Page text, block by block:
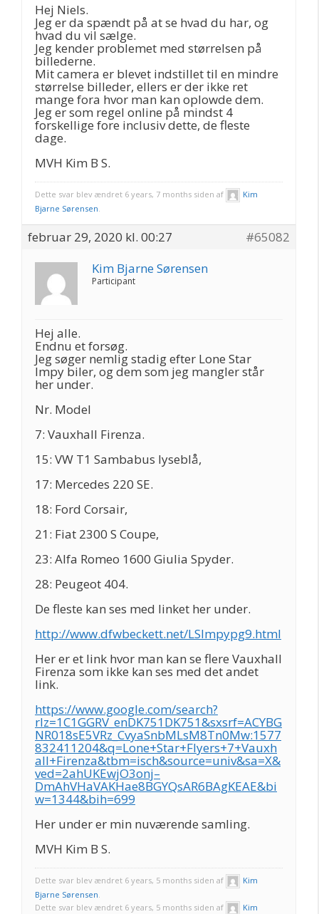
Hej Niels.
Jeg er da spændt på at se hvad du har, og
hvad du vil sælge.
Jeg kender problemet med størrelsen på
billederne.
Mit camera er blevet indstillet til en mindre
størrelse billeder, ellers er der ikke ret
mange fora hvor man kan oplowde dem.
Jeg er som regel online på mindst 4
forskellige fore inclusiv dette, de fleste
dage.
MVH Kim B S.
Dette svar blev ændret 6 years, 7 months siden af
Kim
Bjarne Sørensen.
februar 29, 2020 kl. 00:27
#65082
Kim Bjarne Sørensen
Participant
Hej alle.
Endnu et forsøg.
Jeg søger nemlig stadig efter Lone Star
Impy biler, og dem som jeg mangler står
her under.
Nr. Model
7: Vauxhall Firenza.
15: VW T1 Sambabus lyseblå,
17: Mercedes 220 SE.
18: Ford Corsair,
21: Fiat 2300 S Coupe,
23: Alfa Romeo 1600 Giulia Spyder.
28: Peugeot 404.
De fleste kan ses med linket her under.
http://www.dfwbeckett.net/LSImpypg9.html
Her er et link hvor man kan se flere Vauxhall
Firenza som ikke kan ses med det andet
link.
https://www.google.com/search?
rlz=1C1GGRV_enDK751DK751&sxsrf=ACYBG
NR018sE5VRz_CvyaSnbMLsM8Tn0Mw:1577
832411204&q=Lone+Star+Flyers+7+Vauxh
all+Firenza&tbm=isch&source=univ&sa=X&
ved=2ahUKEwjO3onj–
DmAhVHaVAKHae8BGYQsAR6BAgKEAE&bi
w=1344&bih=699
Her under er min nuværende samling.
MVH Kim B S.
Dette svar blev ændret 6 years, 5 months siden af
Kim
Bjarne Sørensen.
Dette svar blev ændret 6 years, 5 months siden af
Kim